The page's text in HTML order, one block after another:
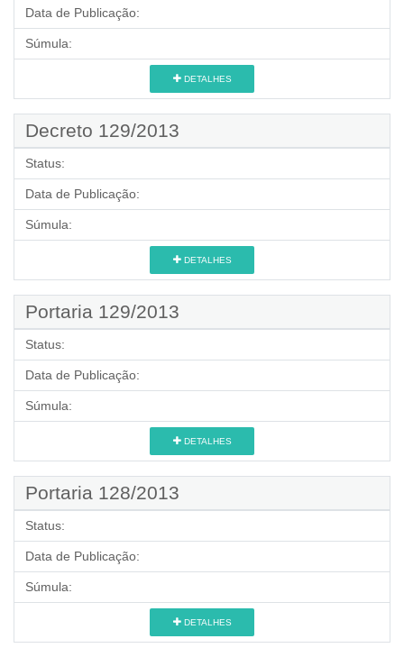
Data de Publicação:
Súmula:
DETALHES
Decreto 129/2013
Status:
Data de Publicação:
Súmula:
DETALHES
Portaria 129/2013
Status:
Data de Publicação:
Súmula:
DETALHES
Portaria 128/2013
Status:
Data de Publicação:
Súmula:
DETALHES